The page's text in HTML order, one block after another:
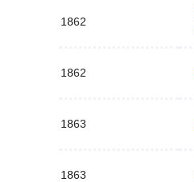
1862
1862
1863
1863